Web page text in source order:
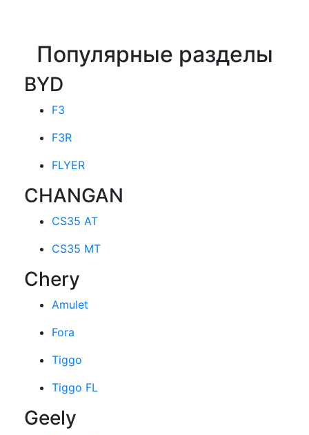
Популярные разделы
BYD
F3
F3R
FLYER
CHANGAN
CS35 AT
CS35 MT
Chery
Amulet
Fora
Tiggo
Tiggo FL
Geely